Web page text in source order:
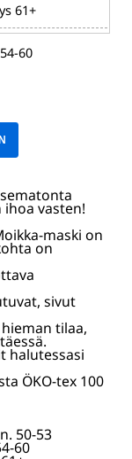
61+
60
ihoa vasten!
maski on
on
sivut
tilaa,
halutessasi
ÖKO-tex 100
50-53
60